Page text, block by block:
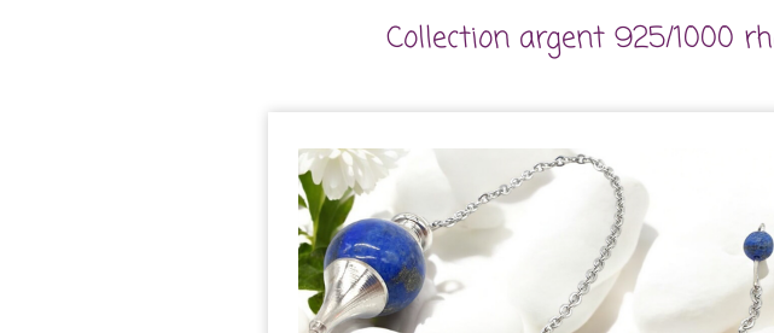
Collection argent 925/1000